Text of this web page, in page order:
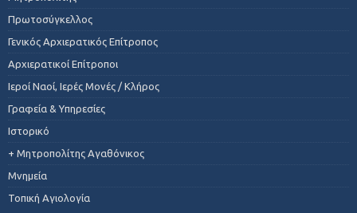
Πρωτοσύγκελλος
Γενικός Αρχιερατικός Επίτροπος
Αρχιερατικοί Επίτροποι
Ιεροί Ναοί, Ιερές Μονές / Κλήρος
Γραφεία & Υπηρεσίες
Ιστορικό
+ Μητροπολίτης Αγαθόνικος
Μνημεία
Τοπική Αγιολογία